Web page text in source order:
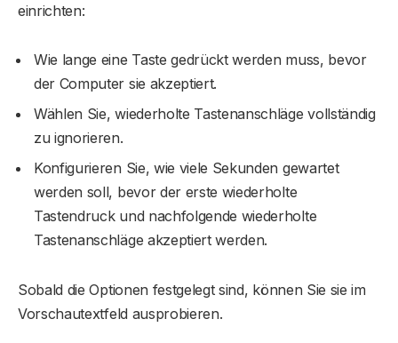
einrichten:
Wie lange eine Taste gedrückt werden muss, bevor
der Computer sie akzeptiert.
Wählen Sie, wiederholte Tastenanschläge vollständig
zu ignorieren.
Konfigurieren Sie, wie viele Sekunden gewartet
werden soll, bevor der erste wiederholte
Tastendruck und nachfolgende wiederholte
Tastenanschläge akzeptiert werden.
Sobald die Optionen festgelegt sind, können Sie sie im
Vorschautextfeld ausprobieren.